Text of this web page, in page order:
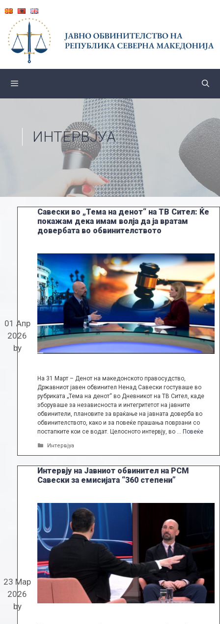
content
ИНТЕРВЈУА
Савески во „Тема на денот“ на ТВ Сител: Ќе
покажам дека имам волја да ја вратам
довербата во обвинителството
01 Апр
2026
by
На 31 Март – Денот на македонското правосудство,
Државниот јавен обвинител Ненад Савески гостуваше во
рубриката „Тема на денот“ во Дневникот на ТВ Сител, каде
зборуваше за независноста и интегритетот на јавните
обвинители, плановите за враќање на јавната доверба во
обвинителството, како и за повеќе прашања поврзани со
постапките кои се водат. Целосното интервју, во … Повеќе
Categories
Интервјуа
Интервју на Јавниот обвинител на РСМ
Савески за емисијата “360 степени”
23 Мар
2026
by